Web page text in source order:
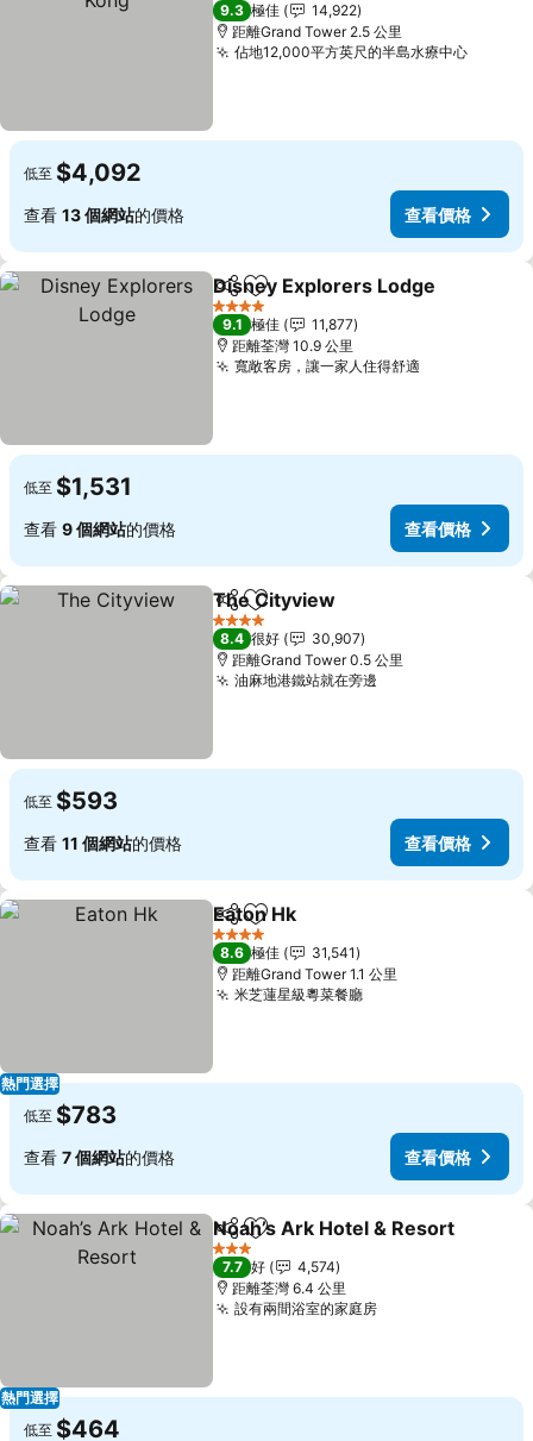
9.3 極佳
14,922
距離Grand Tower 2.5 公里
佔地12,000平方英尺的半島水療中心
低至 $4,092
查看 13 個網站的價格 查看價格
分享 放到收藏夾
Disney Explorers Lodge
4 星級
9.1 極佳
11,877
距離荃灣 10.9 公里
寬敞客房，讓一家人住得舒適
低至 $1,531
查看 9 個網站的價格 查看價格
分享 放到收藏夾
The Cityview
4 星級
8.4 很好
30,907
距離Grand Tower 0.5 公里
油麻地港鐵站就在旁邊
低至 $593
查看 11 個網站的價格 查看價格
熱門選擇
分享 放到收藏夾
Eaton Hk
4 星級
8.6 極佳
31,541
距離Grand Tower 1.1 公里
米芝蓮星級粵菜餐廳
低至 $783
查看 7 個網站的價格 查看價格
熱門選擇
分享 放到收藏夾
Noah’s Ark Hotel & Resort
3 星級
7.7 好
4,574
距離荃灣 6.4 公里
設有兩間浴室的家庭房
低至 $464